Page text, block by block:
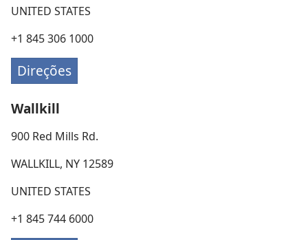
UNITED STATES
+1 845 306 1000
Direções
Wallkill
900 Red Mills Rd.
WALLKILL, NY 12589
UNITED STATES
+1 845 744 6000